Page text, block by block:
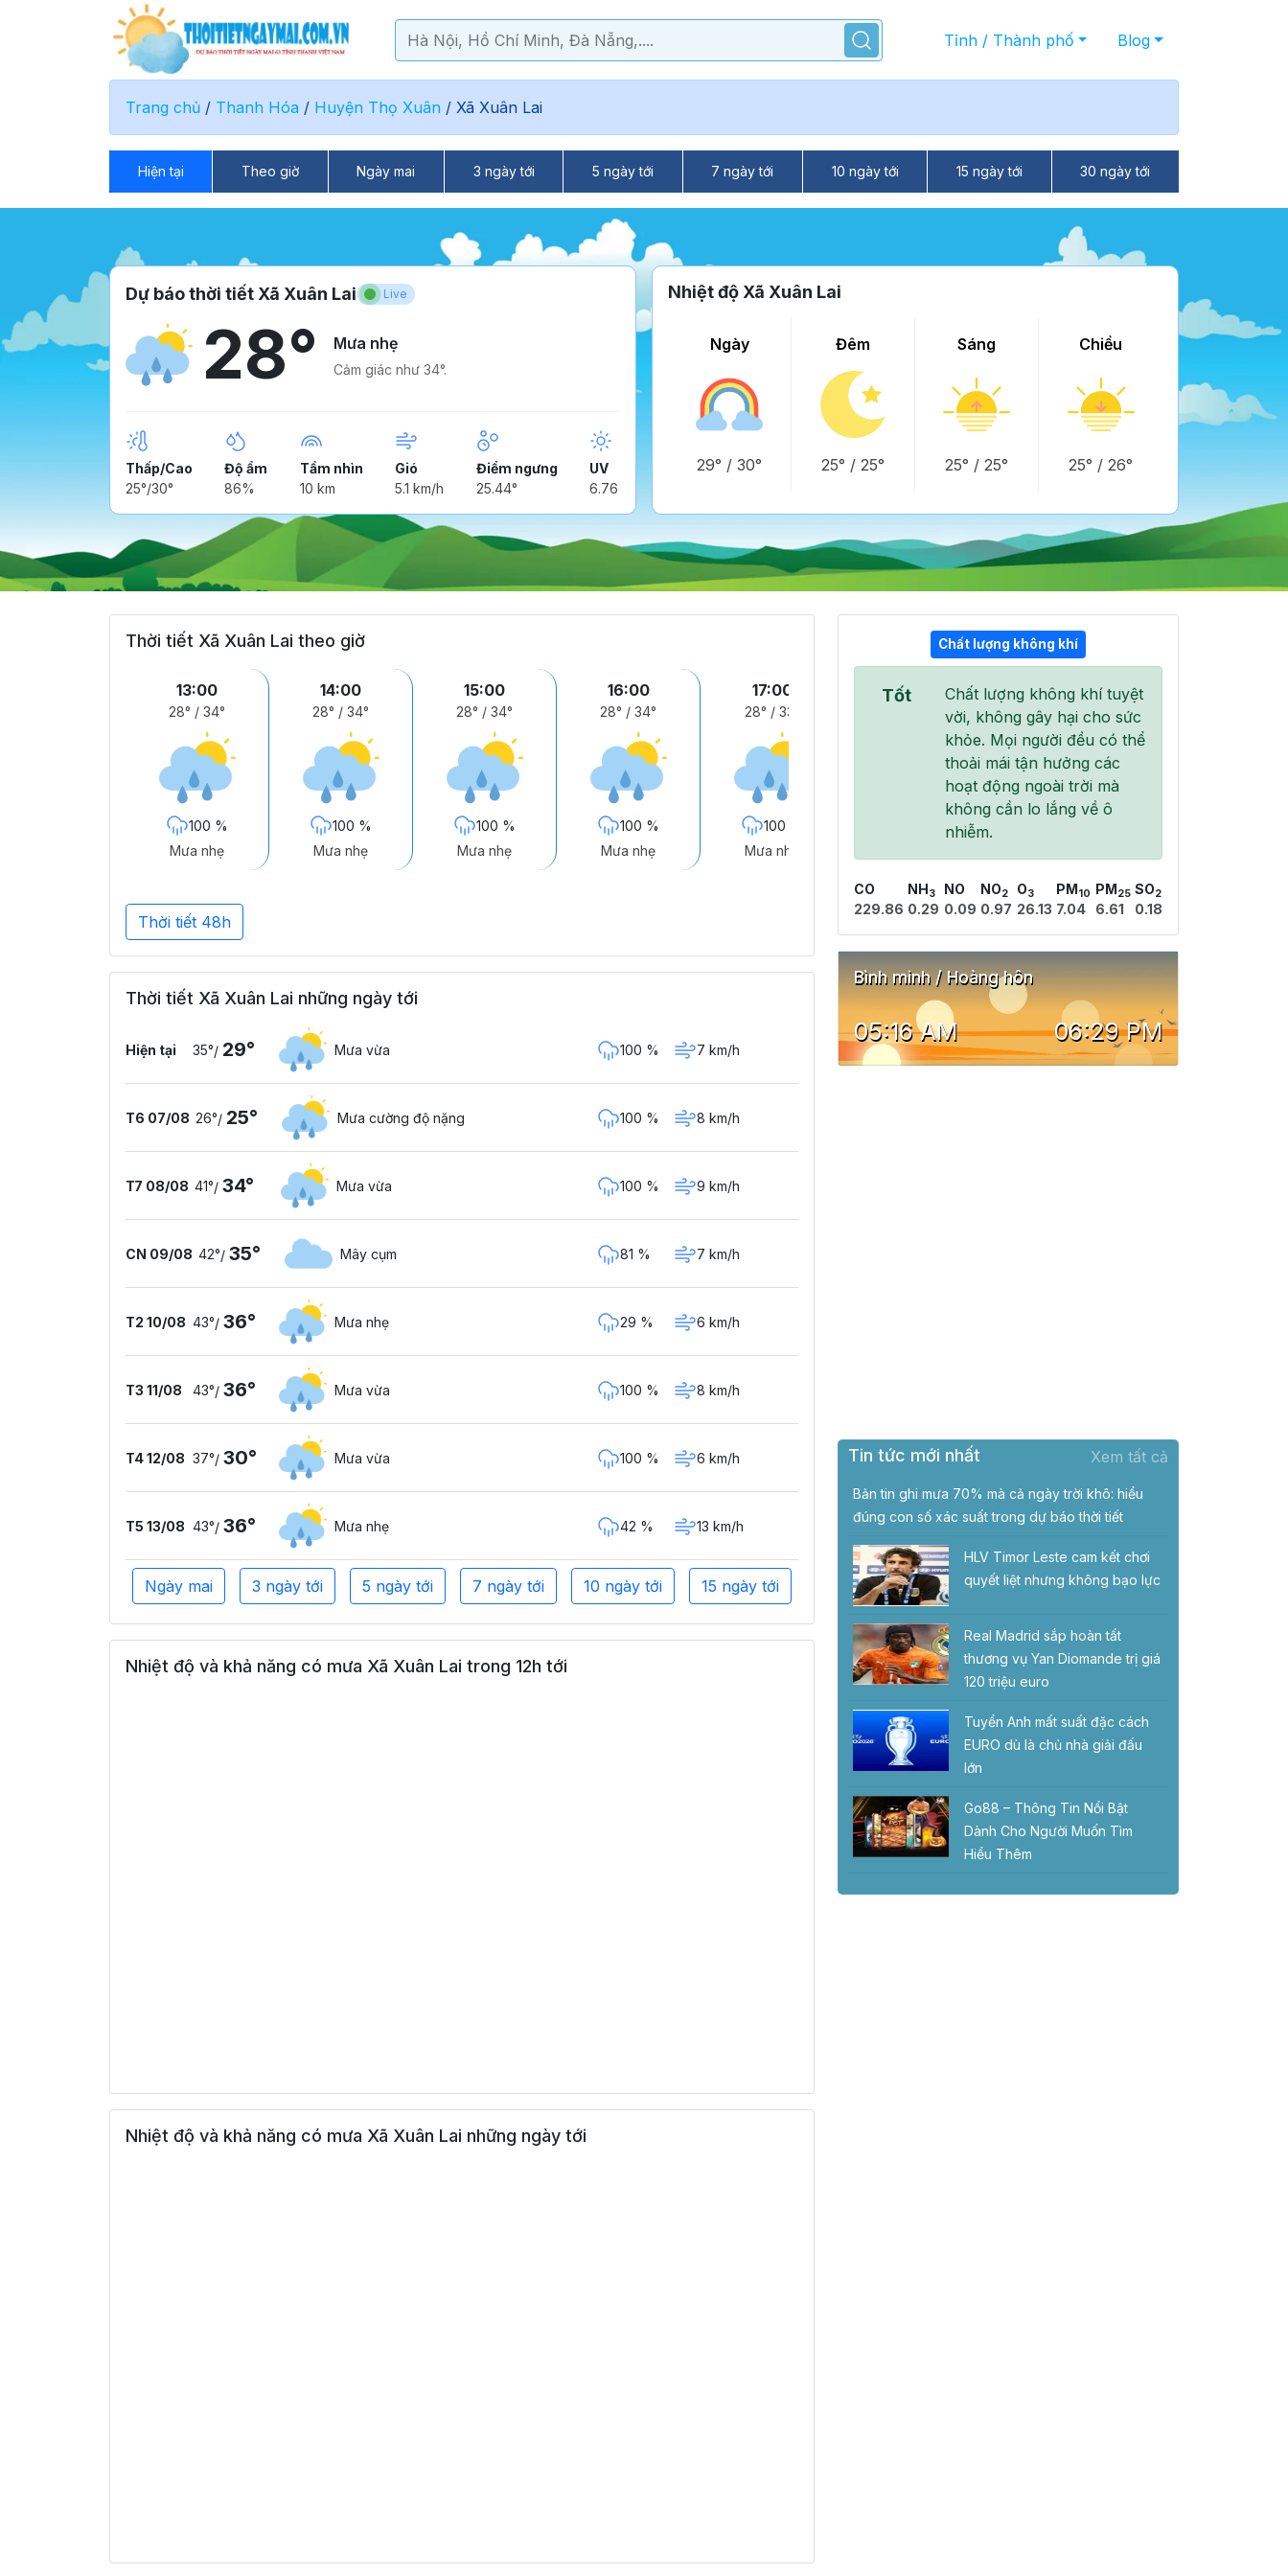
Tỉnh / Thành phố Blog
Trang chủ / Thanh Hóa / Huyện Thọ Xuân / Xã Xuân Lai
Hiện tại Theo giờ Ngày mai 3 ngày tới 5 ngày tới 7 ngày tới 10 ngày tới 15 ngày tới 30 ngày tới
Dự báo thời tiết Xã Xuân Lai Live
28° Mưa nhẹ
Cảm giác như 34°.
Thấp/Cao
25°/30°
Độ ẩm
86%
Tầm nhìn
10 km
Gió
5.1 km/h
Điểm ngưng
25.44°
UV
6.76
Nhiệt độ Xã Xuân Lai
Ngày
29° / 30°
Đêm
25° / 25°
Sáng
25° / 25°
Chiều
25° / 26°
Thời tiết Xã Xuân Lai theo giờ
13:00
28° / 34°
100 %
Mưa nhẹ
14:00
28° / 34°
100 %
Mưa nhẹ
15:00
28° / 34°
100 %
Mưa nhẹ
16:00
28° / 34°
100 %
Mưa nhẹ
17:00
28° / 33°
100 %
Mưa nhẹ
18:00
100 %
19:00
25° /26°
Thời tiết 48h
Thời tiết Xã Xuân Lai những ngày tới
Hiện tại 35°/ 29° Mưa vừa 100 % 7 km/h
T6 07/08 26°/ 25° Mưa cường độ nặng 100 % 8 km/h
T7 08/08 41°/ 34° Mưa vừa 100 % 9 km/h
CN 09/08 42°/ 35° Mây cụm 81 % 7 km/h
T2 10/08 43°/ 36° Mưa nhẹ 29 % 6 km/h
T3 11/08 43°/ 36° Mưa vừa 100 % 8 km/h
T4 12/08 37°/ 30° Mưa vừa 100 % 6 km/h
T5 13/08 43°/ 36° Mưa nhẹ 42 % 13 km/h
Ngày mai 3 ngày tới 5 ngày tới 7 ngày tới 10 ngày tới 15 ngày tới
Nhiệt độ và khả năng có mưa Xã Xuân Lai trong 12h tới
Nhiệt độ và khả năng có mưa Xã Xuân Lai những ngày tới
Chất lượng không khí
Tốt
Chất lượng không khí tuyệt
vời, không gây hại cho sức
khỏe. Mọi người đều có thể
thoải mái tận hưởng các
hoạt động ngoài trời mà
không cần lo lắng về ô
nhiễm.
CO
229.86
NH 3
0.29
NO
0.09
NO2
0.97
O3
26.13
PM 10
7.04
PM 25
6.61
SO2
0.18
Bình minh / Hoàng hôn
05:16 AM 06:29 PM
Tin tức mới nhất Xem tất cả
Bản tin ghi mưa 70% mà cả ngày trời khô: hiểu
đúng con số xác suất trong dự báo thời tiết
HLV Timor Leste cam kết chơi
quyết liệt nhưng không bạo lực
Real Madrid sắp hoàn tất
thương vụ Yan Diomande trị giá
120 triệu euro
Tuyển Anh mất suất đặc cách
EURO dù là chủ nhà giải đấu
lớn
Go88 – Thông Tin Nổi Bật
Dành Cho Người Muốn Tìm
Hiểu Thêm